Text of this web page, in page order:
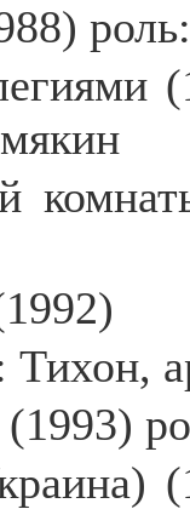
(1993)